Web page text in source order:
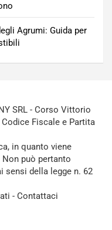
Agrumi: Guida per
SRL - Corso Vittorio
Codice Fiscale e Partita
in quanto viene
può pertanto
sensi della legge n. 62
- Contattaci